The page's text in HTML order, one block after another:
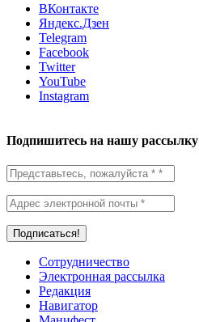
ВКонтакте
Яндекс.Дзен
Telegram
Facebook
Twitter
YouTube
Instagram
Подпишитесь на нашу рассылку
Сотрудничество
Электронная рассылка
Редакция
Навигатор